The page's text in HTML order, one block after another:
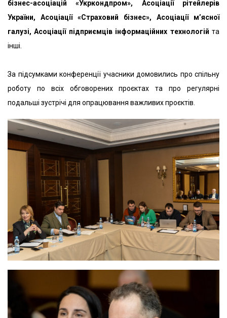
бізнес-асоціацій «Укркондпром», Асоціації рітейлерів
України, Асоціації «Страховий бізнес», Асоціації м’ясної
галузі, Асоціації підприємців інформаційних технологій та
інші.
За підсумками конференції учасники домовились про спільну
роботу по всіх обговорених проєктах та про регулярні
подальші зустрічі для опрацювання важливих проєктів.